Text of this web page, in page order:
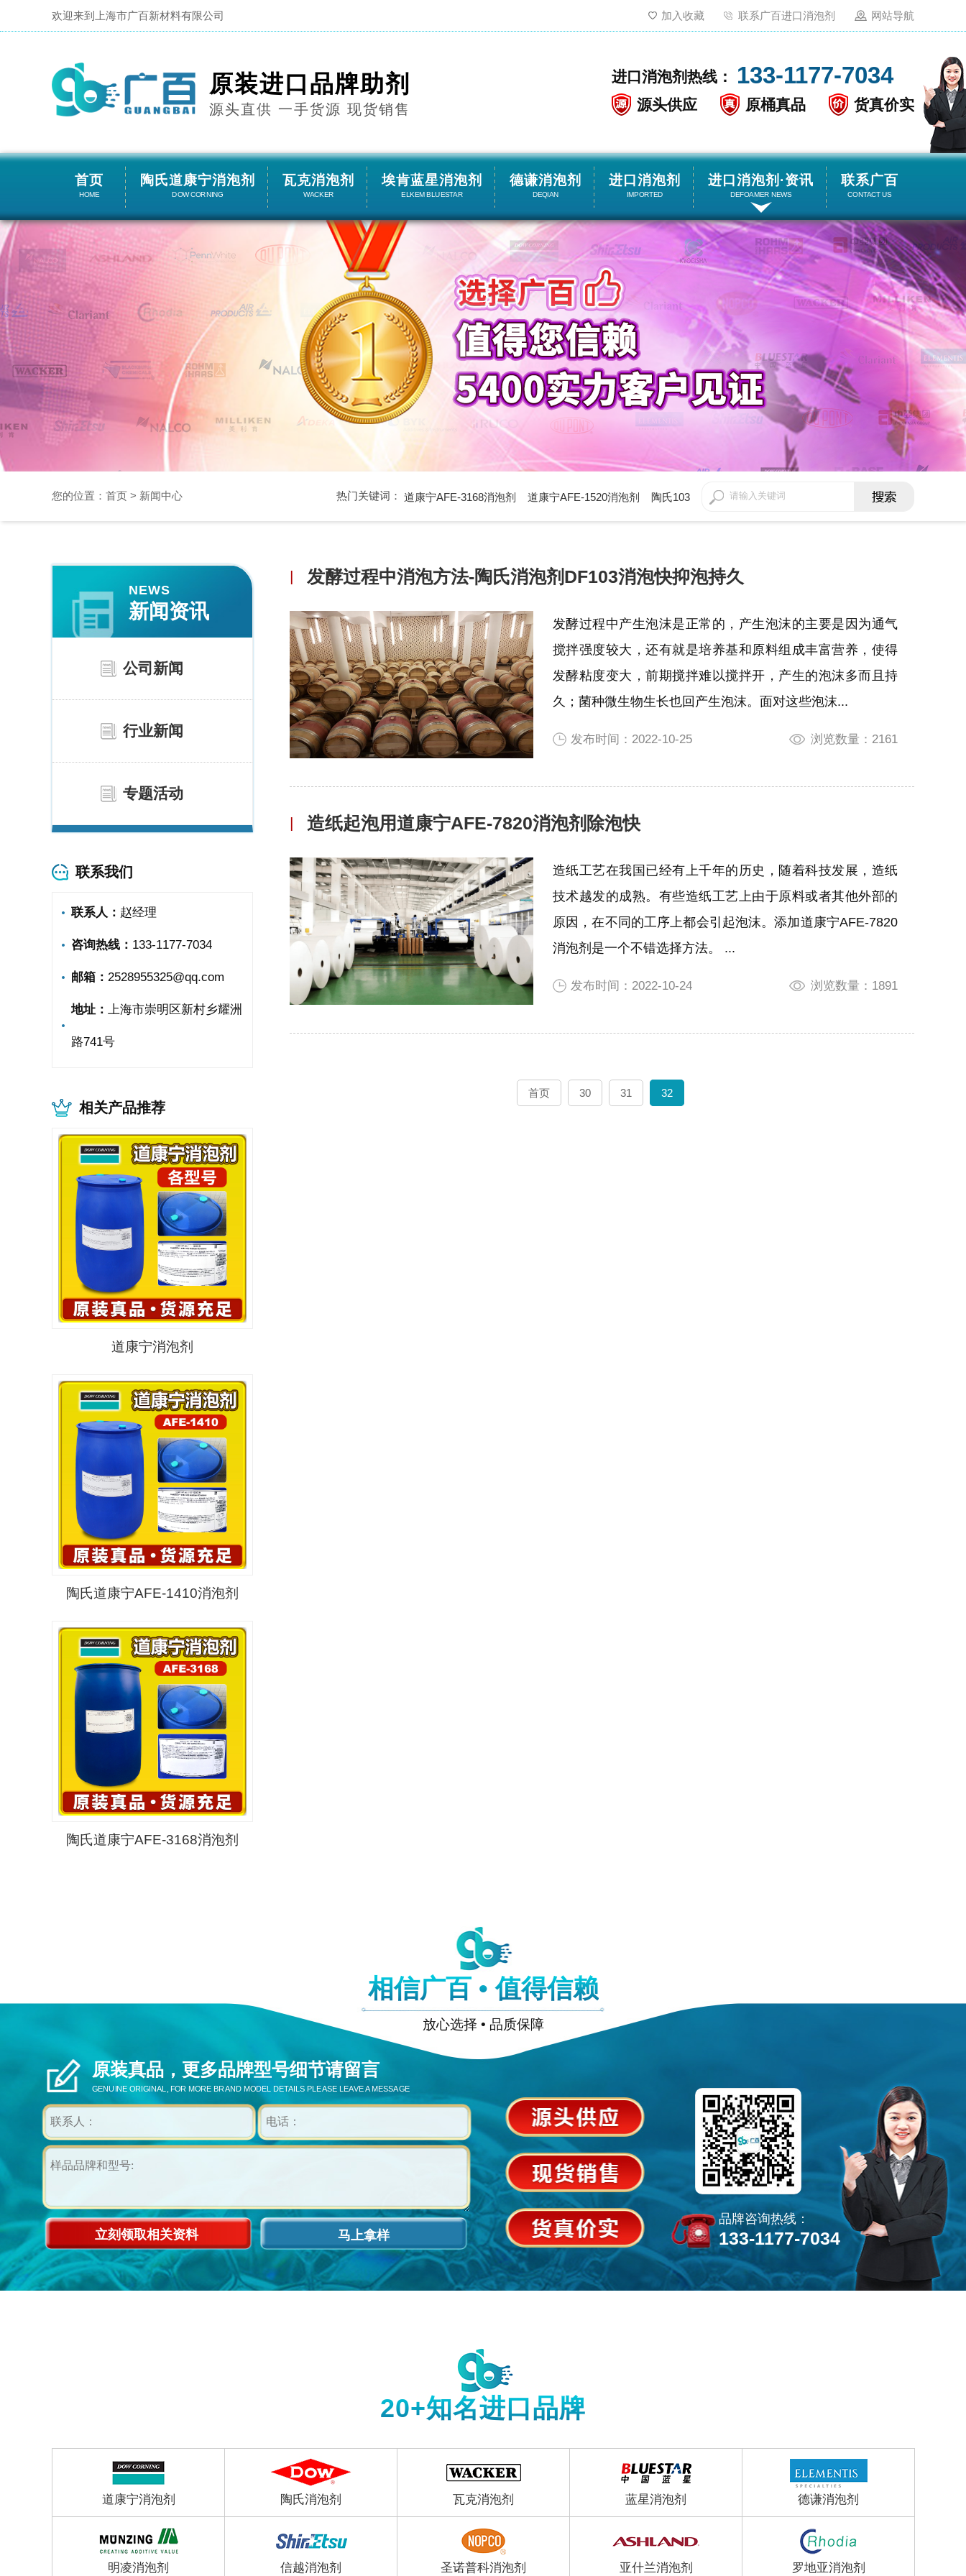
欢迎来到上海市广百新材料有限公司 加入收藏 联系广百进口消泡剂 网站导航
原装进口品牌助剂
源头直供 一手货源 现货销售
进口消泡剂热线： 133-1177-7034
源头供应 原桶真品 货真价实
首页
HOME
陶氏道康宁消泡剂
DOW CORNING
瓦克消泡剂
WACKER
埃肯蓝星消泡剂
ELKEM BLUESTAR
德谦消泡剂
DEQIAN
进口消泡剂
IMPORTED
进口消泡剂·资讯
DEFOAMER NEWS
联系广百
CONTACT US
您的位置： 首页 > 新闻中心 热门关键词： 道康宁AFE-3168消泡剂 道康宁AFE-1520消泡剂 陶氏103
NEWS
新闻资讯
公司新闻
行业新闻
专题活动
联系我们
联系人： 赵经理
咨询热线： 133-1177-7034
邮箱： 2528955325@qq.com
地址： 上海市崇明区新村乡耀洲
路741号
相关产品推荐
道康宁消泡剂
陶氏道康宁AFE-1410消泡剂
陶氏道康宁AFE-3168消泡剂
| 发酵过程中消泡方法-陶氏消泡剂DF103消泡快抑泡持久
发酵过程中产生泡沫是正常的，产生泡沫的主要是因为通气
搅拌强度较大，还有就是培养基和原料组成丰富营养，使得
发酵粘度变大，前期搅拌难以搅拌开，产生的泡沫多而且持
久；菌种微生物生长也回产生泡沫。面对这些泡沫...
发布时间：2022-10-25 浏览数量：2161
| 造纸起泡用道康宁AFE-7820消泡剂除泡快
造纸工艺在我国已经有上千年的历史，随着科技发展，造纸
技术越发的成熟。有些造纸工艺上由于原料或者其他外部的
原因，在不同的工序上都会引起泡沫。添加道康宁AFE-7820
消泡剂是一个不错选择方法。 ...
发布时间：2022-10-24 浏览数量：1891
首页 30 31 32
相信广百 • 值得信赖
放心选择 • 品质保障
原装真品，更多品牌型号细节请留言
GENUINE ORIGINAL, FOR MORE BRAND MODEL DETAILS PLEASE LEAVE A MESSAGE
马上拿样
品牌咨询热线：
133-1177-7034
20+知名进口品牌
道康宁消泡剂 陶氏消泡剂 瓦克消泡剂 蓝星消泡剂 德谦消泡剂
明凌消泡剂 信越消泡剂 圣诺普科消泡剂 亚什兰消泡剂 罗地亚消泡剂